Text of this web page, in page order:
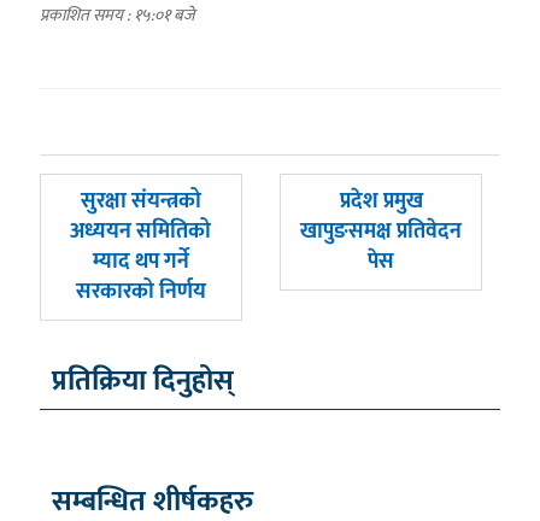
प्रकाशित समय : १५:०१ बजे
पछिल्लाे
-
सुरक्षा संयन्त्रको
अध्ययन समितिको
म्याद थप गर्ने
सरकारको निर्णय
अघिल्लाे
-
प्रदेश प्रमुख
खापुङसमक्ष प्रतिवेदन
पेस
प्रतिक्रिया दिनुहोस्
सम्बन्धित शीर्षकहरु